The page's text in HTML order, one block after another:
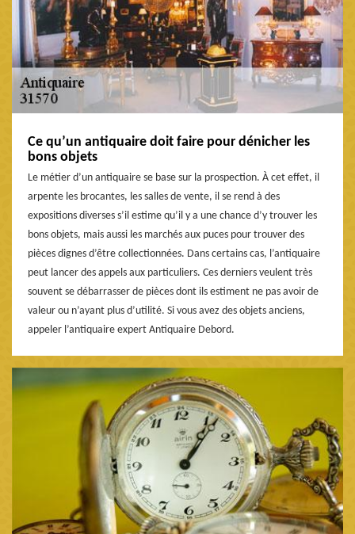
Ce qu’un antiquaire doit faire pour dénicher les
bons objets
Le métier d’un antiquaire se base sur la prospection. À cet effet, il
arpente les brocantes, les salles de vente, il se rend à des
expositions diverses s’il estime qu’il y a une chance d’y trouver les
bons objets, mais aussi les marchés aux puces pour trouver des
pièces dignes d’être collectionnées. Dans certains cas, l’antiquaire
peut lancer des appels aux particuliers. Ces derniers veulent très
souvent se débarrasser de pièces dont ils estiment ne pas avoir de
valeur ou n’ayant plus d’utilité. Si vous avez des objets anciens,
appeler l’antiquaire expert Antiquaire Debord.